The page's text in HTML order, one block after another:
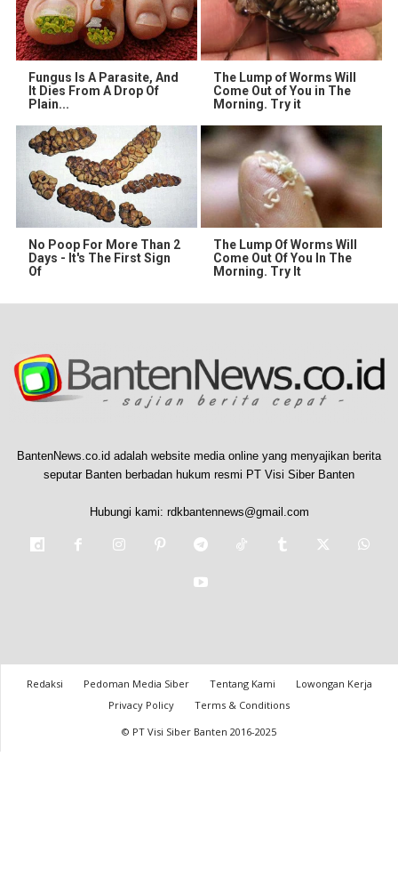
Fungus Is A Parasite, And
It Dies From A Drop Of
Plain...
The Lump of Worms Will
Come Out of You in The
Morning. Try it
No Poop For More Than 2
Days - It's The First Sign
Of
The Lump Of Worms Will
Come Out Of You In The
Morning. Try It
BantenNews.co.id adalah website media online yang menyajikan berita
seputar Banten berbadan hukum resmi PT Visi Siber Banten
Hubungi kami: rdkbantennews@gmail.com
Redaksi Pedoman Media Siber Tentang Kami
Lowongan Kerja
Privacy Policy
Terms & Conditions
© PT Visi Siber Banten 2016-2025